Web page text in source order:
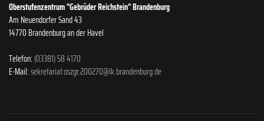
Oberstufenzentrum "Gebrüder Reichstein" Brandenburg
Am Neuendorfer Sand 43
14770 Brandenburg an der Havel
Telefon: (03381) 58 4170
E-Mail:sekretariat.oszgr.200270@lk.brandenburg.de